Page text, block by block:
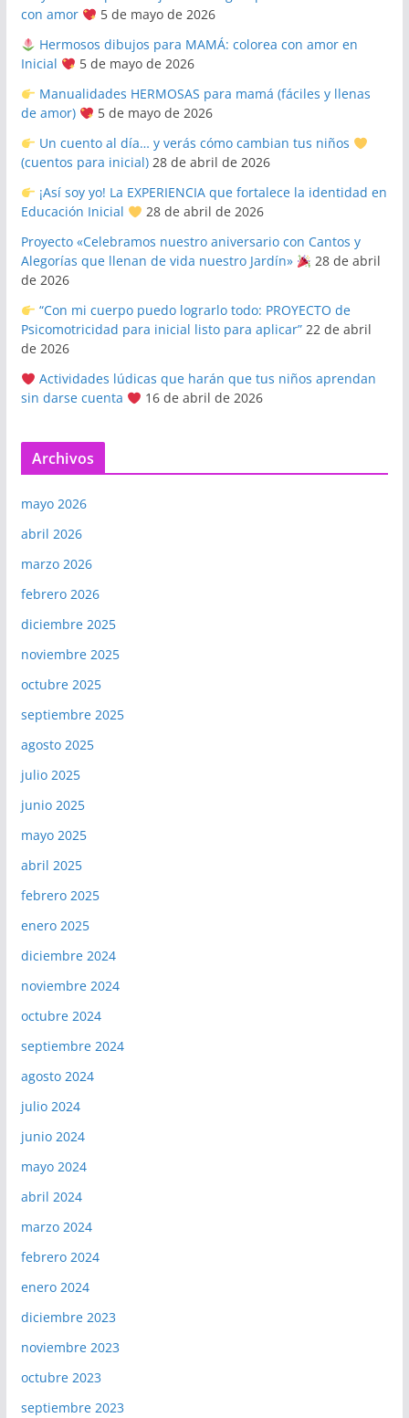
con amor
5 de mayo de 2026
Hermosos dibujos para MAMÁ: colorea con amor en
Inicial
5 de mayo de 2026
Manualidades HERMOSAS para mamá (fáciles y llenas
de amor)
5 de mayo de 2026
Un cuento al día… y verás cómo cambian tus niños
(cuentos para inicial) 28 de abril de 2026
¡Así soy yo! La EXPERIENCIA que fortalece la identidad en
Educación Inicial
28 de abril de 2026
Proyecto «Celebramos nuestro aniversario con Cantos y
Alegorías que llenan de vida nuestro Jardín»
28 de abril
de 2026
“Con mi cuerpo puedo lograrlo todo: PROYECTO de
Psicomotricidad para inicial listo para aplicar” 22 de abril
de 2026
Actividades lúdicas que harán que tus niños aprendan
sin darse cuenta
16 de abril de 2026
Archivos
mayo 2026
abril 2026
marzo 2026
febrero 2026
diciembre 2025
noviembre 2025
octubre 2025
septiembre 2025
agosto 2025
julio 2025
junio 2025
mayo 2025
abril 2025
febrero 2025
enero 2025
diciembre 2024
noviembre 2024
octubre 2024
septiembre 2024
agosto 2024
julio 2024
junio 2024
mayo 2024
abril 2024
marzo 2024
febrero 2024
enero 2024
diciembre 2023
noviembre 2023
octubre 2023
septiembre 2023